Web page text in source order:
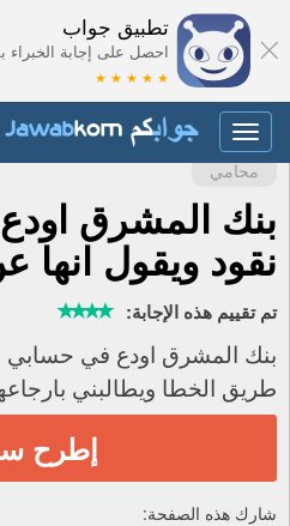
تطبيق جواب
احصل على إجابة الخبراء
★ ★ ★ ★ ★
Toggle
navigation
محامي
بنك المشرق
نقود ويقول
تم تقييم هذه الإجابة:
بنك المشرق اودع في حسابي
طريق الخطا ويطالبني
إطرح
شارك هذه الصفحة: